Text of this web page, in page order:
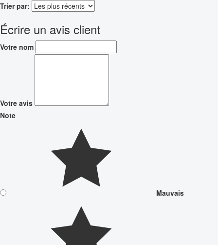
Trier par:
Écrire un avis client
Votre nom
Votre avis
Note
Mauvais